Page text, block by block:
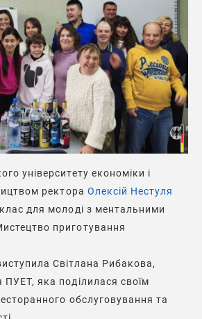
університету економіки і
ректора Олексій Нестуля
для молоді з ментальними
приготування
Світлана Рибакова,
яка поділилася своїм
обслуговування та